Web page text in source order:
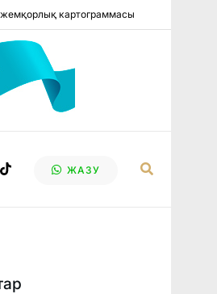
картограммасы
ЖАЗУ